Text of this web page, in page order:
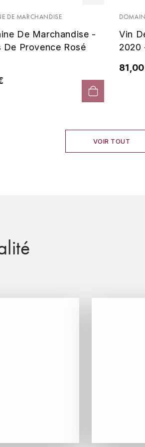
DE MARCHANDISE
De Marchandise -
De Provence Rosé
Vin
2020
VOIR TOUT